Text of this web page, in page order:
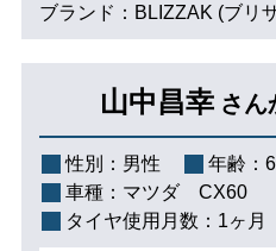
ブランド：BLIZZAK (ブリ
山中昌幸 さん
性別： 男性 年齢：
車種： マツダ CX60
タイヤ使用月数： 1ヶ月